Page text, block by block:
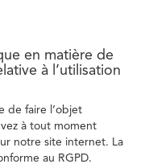
en matière de
à l’utilisation
de faire l’objet
à tout moment
notre site internet. La
au RGPD.